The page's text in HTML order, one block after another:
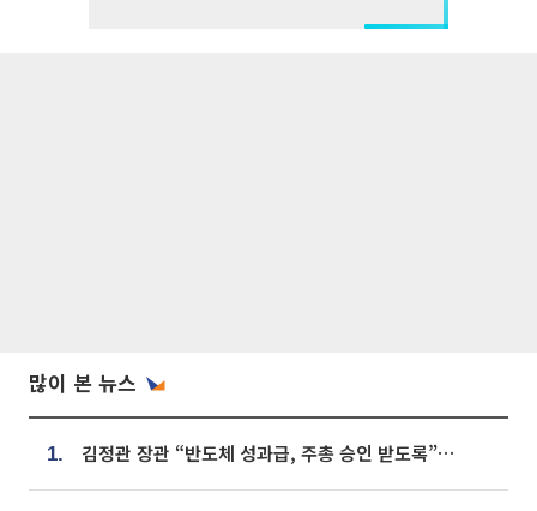
많이 본 뉴스
1. 김정관 장관 “반도체 성과급, 주총 승인 받도록”…상법·자본시장법 개정 시사